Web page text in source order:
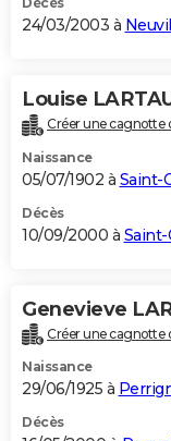
24/03/2003 à
Louise
Créer une cagnotte
Naissance
05/07/1902 à Saint-
Décès
10/09/2000 à Saint-
Genevieve
Créer une cagnotte
Naissance
29/06/1925 à
Décès